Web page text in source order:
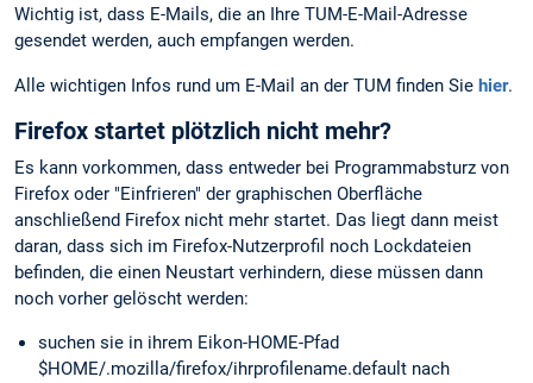
Wichtig ist, dass E-Mails, die an Ihre TUM-E-Mail-Adresse
gesendet werden, auch empfangen werden.
Alle wichtigen Infos rund um E-Mail an der TUM finden Sie hier.
Firefox startet plötzlich nicht mehr?
Es kann vorkommen, dass entweder bei Programmabsturz von
Firefox oder "Einfrieren" der graphischen Oberfläche
anschließend Firefox nicht mehr startet. Das liegt dann meist
daran, dass sich im Firefox-Nutzerprofil noch Lockdateien
befinden, die einen Neustart verhindern, diese müssen dann
noch vorher gelöscht werden:
suchen sie in ihrem Eikon-HOME-Pfad
$HOME/.mozilla/firefox/ihrprofilename.default nach